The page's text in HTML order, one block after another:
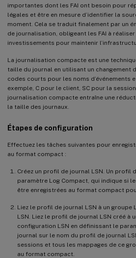
importantes dont les FAI ont besoin pour
légales et être en mesure d’identifier la
moment. Cela se traduit finalement par un
de journalisation, obligeant les FAI à
investissements pour maintenir
La journalisation compacte est une
taille du journal en utilisant un changement
codes courts pour les noms d’événements
exemple, C pour le client, SC pour la session
journalisation compacte entraîne une
la taille des journaux.
Étapes de configuration
Effectuez les tâches suivantes pour
au format compact :
Créez un profil de journal LSN. Un profil
paramètre Log Compact, qui indique si
être enregistrées au format compact
Liez le profil de journal LSN à un groupe
LSN. Liez le profil de journal LSN créé à
configuration LSN en définissant le
journal sur le nom du profil de journal
sessions et tous les mappages de ce
au format compact.